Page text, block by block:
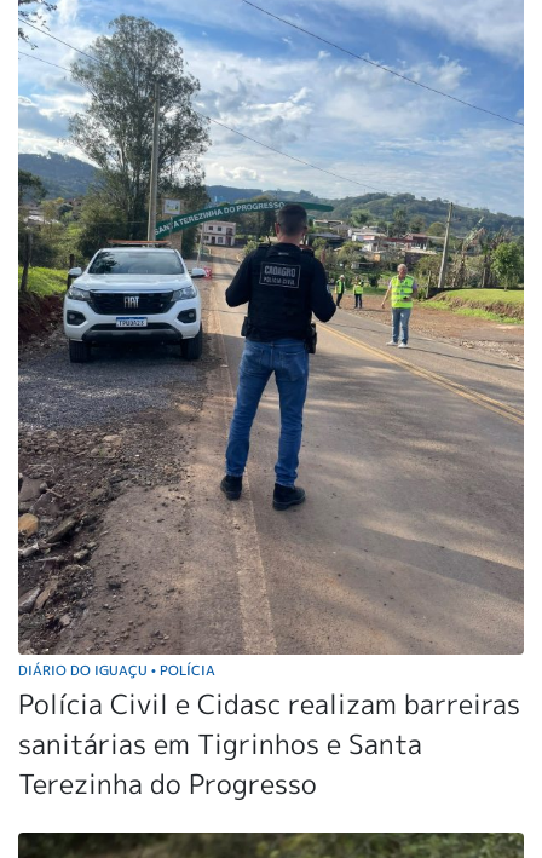
DIÁRIO DO IGUAÇU • POLÍCIA
Polícia Civil e Cidasc realizam barreiras
sanitárias em Tigrinhos e Santa
Terezinha do Progresso